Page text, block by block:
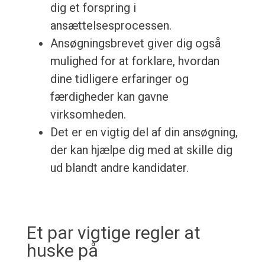
dig et forspring i
ansættelsesprocessen.
Ansøgningsbrevet giver dig også
mulighed for at forklare, hvordan
dine tidligere erfaringer og
færdigheder kan gavne
virksomheden.
Det er en vigtig del af din ansøgning,
der kan hjælpe dig med at skille dig
ud blandt andre kandidater.
Et par vigtige regler at
huske på